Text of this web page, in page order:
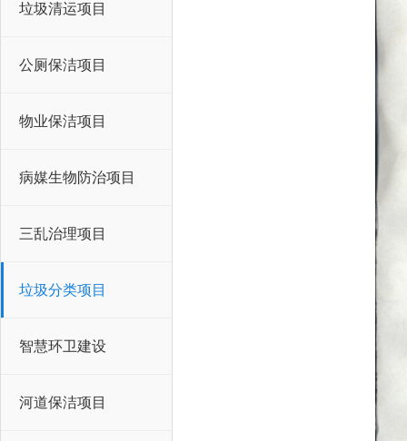
垃圾清运项目
公厕保洁项目
物业保洁项目
病媒生物防治项目
三乱治理项目
垃圾分类项目
智慧环卫建设
河道保洁项目